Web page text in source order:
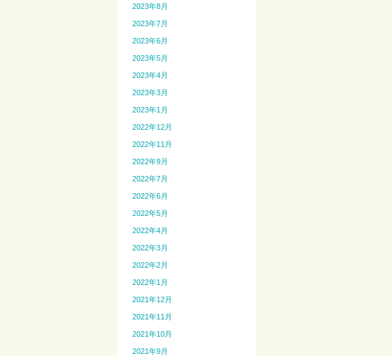
2023年8月
2023年7月
2023年6月
2023年5月
2023年4月
2023年3月
2023年1月
2022年12月
2022年11月
2022年9月
2022年7月
2022年6月
2022年5月
2022年4月
2022年3月
2022年2月
2022年1月
2021年12月
2021年11月
2021年10月
2021年9月